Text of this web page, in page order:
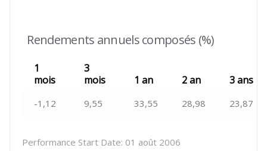
Rendements annuels composés (%)
1
mois
3
mois
1 an 2 an 3 ans
-1,12 9,55 33,55 28,98 23,87
Performance Start Date: 01 août 2006